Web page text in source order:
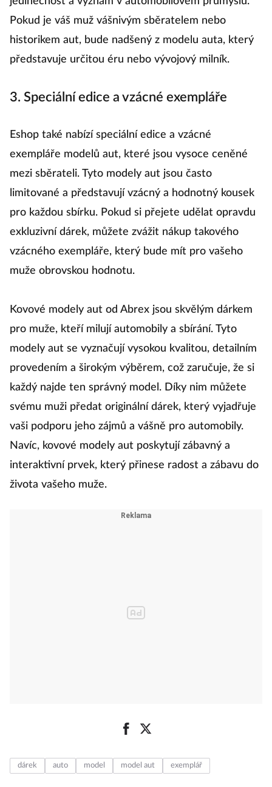
Pokud je váš muž vášnivým sběratelem nebo
historikem aut, bude nadšený z modelu auta, který
představuje určitou éru nebo vývojový milník.
3. Speciální edice a vzácné exempláře
Eshop také nabízí speciální edice a vzácné
exempláře modelů aut, které jsou vysoce ceněné
mezi sběrateli. Tyto modely aut jsou často
limitované a představují vzácný a hodnotný kousek
pro každou sbírku. Pokud si přejete udělat opravdu
exkluzivní dárek, můžete zvážit nákup takového
vzácného exempláře, který bude mít pro vašeho
muže obrovskou hodnotu.
Kovové modely aut od Abrex jsou skvělým dárkem
pro muže, kteří milují automobily a sbírání. Tyto
modely aut se vyznačují vysokou kvalitou, detailním
provedením a širokým výběrem, což zaručuje, že si
každý najde ten správný model. Díky nim můžete
svému muži předat originální dárek, který vyjadřuje
vaši podporu jeho zájmů a vášně pro automobily.
Navíc, kovové modely aut poskytují zábavný a
interaktivní prvek, který přinese radost a zábavu do
života vašeho muže.
dárek auto model model aut exemplář